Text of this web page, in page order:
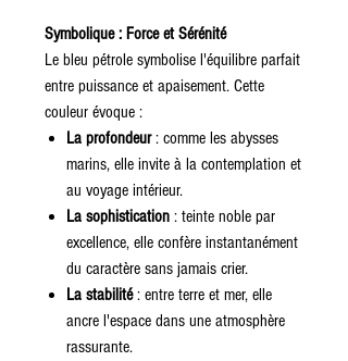
Symbolique : Force et Sérénité
Le bleu pétrole symbolise l'équilibre parfait
entre puissance et apaisement. Cette
couleur évoque :
La profondeur: comme les abysses
marins, elle invite à la contemplation et
au voyage intérieur.
La sophistication : teinte noble par
excellence, elle confère instantanément
du caractère sans jamais crier.
La stabilité: entre terre et mer, elle
ancre l'espace dans une atmosphère
rassurante.